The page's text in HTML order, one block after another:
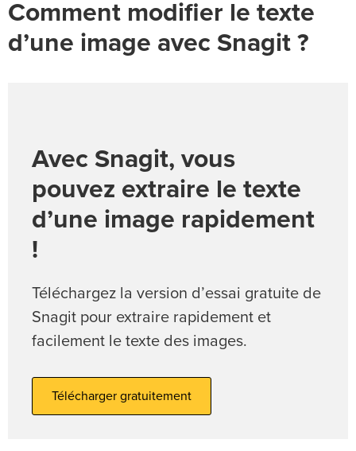
Comment modifier le texte
d’une image avec Snagit ?
Avec Snagit, vous
pouvez extraire le texte
d’une image rapidement
!
Téléchargez la version d’essai gratuite de
Snagit pour extraire rapidement et
facilement le texte des images.
Télécharger gratuitement